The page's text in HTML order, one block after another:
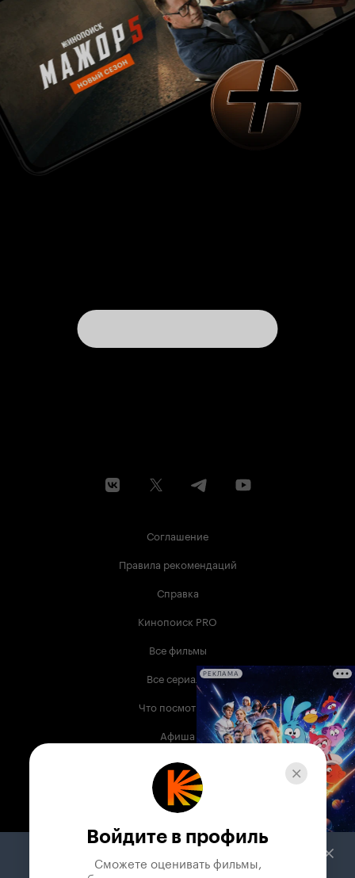
Соглашение
Правила рекомендаций
Справка
Кинопоиск PRO
Все фильмы
Все сериалы
Что посмотреть
Афиша
Музыка
Телепрограмма
Служба поддержки
РЕКЛАМА
Войдите в профиль
Сможете оценивать фильмы,